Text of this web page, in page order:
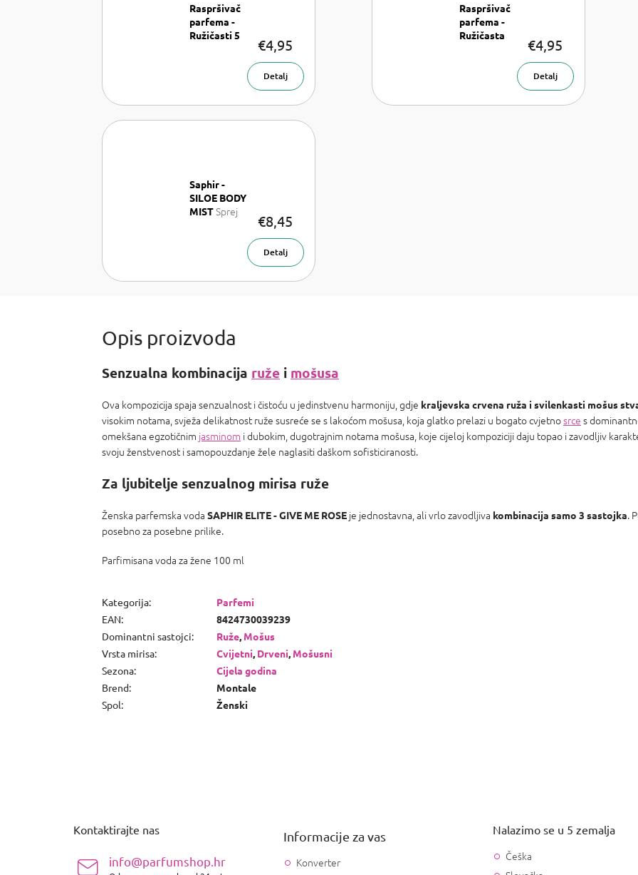
Raspršivač
parfema -
Ružičasti 5
€4,95
Detalj
Raspršivač
parfema -
Ružičasta
€4,95
Detalj
Saphir -
SILOE BODY
MISTSprej
€8,45
Detalj
Senzualna kombinacija ruže i mošusa
Ova kompozicija spaja senzualnost i čistoću u jedinstvenu harmoniju, gdje kraljevska crvena ruža i svilenkasti mošus
visokim notama, svježa delikatnost ruže susreće se s lakoćom mošusa, koja glatko prelazi u bogato cvjetnosrce s
omekšana egzotičnim jasminom i dubokim, dugotrajnim notama mošusa, koje cijeloj kompoziciji daju topao i zavodljiv
svoju ženstvenost i samopouzdanje žele naglasiti daškom sofisticiranosti.
Za ljubitelje senzualnog mirisa ruže
Ženska parfemska voda SAPHIR ELITE - GIVE ME ROSE je jednostavna, ali vrlo zavodljiva kombinacija samo 3 sastojka.
posebno za posebne prilike.
Parfimisana voda za žene 100 ml
Kategorija:
Parfemi
EAN:
8424730039239
Dominantni sastojci: Ruže, Mošus
Vrsta mirisa: Cvijetni, Drveni, Mošusni
Sezona:
Cijela godina
Brend:
Montale
Spol: Ženski
Kontaktirajte nas
info@parfumshop.hr
Informacije za vas
Konverter
Nalazimo se u 5 zemalja
Češka